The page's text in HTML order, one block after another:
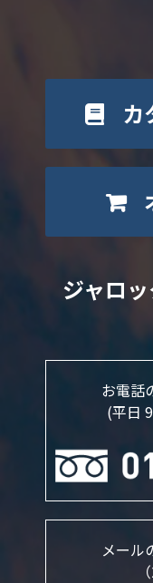
カ
ジャロ
お電話
(平日
メール